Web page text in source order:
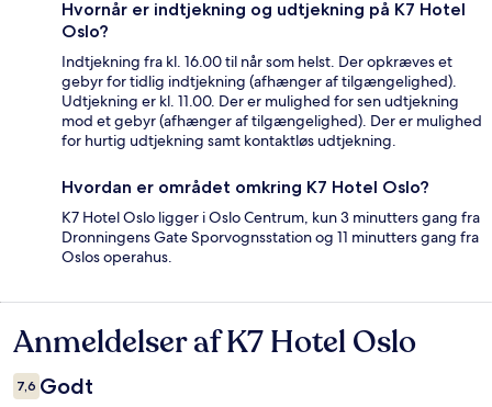
Hvornår er indtjekning og udtjekning på K7 Hotel
Oslo?
Indtjekning fra kl. 16.00 til når som helst. Der opkræves et
gebyr for tidlig indtjekning (afhænger af tilgængelighed).
Udtjekning er kl. 11.00. Der er mulighed for sen udtjekning
mod et gebyr (afhænger af tilgængelighed). Der er mulighed
for hurtig udtjekning samt kontaktløs udtjekning.
Hvordan er området omkring K7 Hotel Oslo?
K7 Hotel Oslo ligger i Oslo Centrum, kun 3 minutters gang fra
Dronningens Gate Sporvognsstation og 11 minutters gang fra
Oslos operahus.
Anmeldelser
Anmeldelser af K7 Hotel Oslo
7,6 Godt